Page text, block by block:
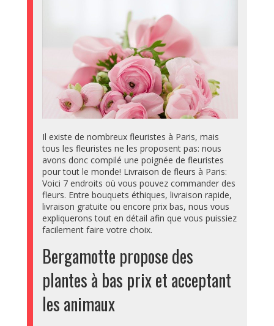
Il existe de nombreux fleuristes à Paris, mais
tous les fleuristes ne les proposent pas: nous
avons donc compilé une poignée de fleuristes
pour tout le monde! Livraison de fleurs à Paris:
Voici 7 endroits où vous pouvez commander des
fleurs. Entre bouquets éthiques, livraison rapide,
livraison gratuite ou encore prix bas, nous vous
expliquerons tout en détail afin que vous puissiez
facilement faire votre choix.
Bergamotte propose des
plantes à bas prix et acceptant
les animaux